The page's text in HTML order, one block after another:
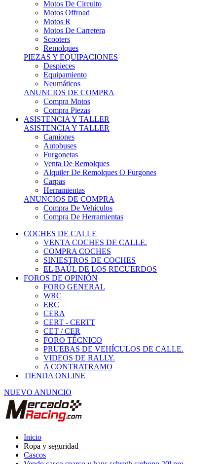
Motos R
Motos De Carretera
Scooters
Remolques
PIEZAS Y EQUIPACIONES
Despieces
Equipamiento
Neumáticos
ANUNCIOS DE COMPRA
Compra Motos
Compra Piezas
ASISTENCIA Y TALLER
ASISTENCIA Y TALLER
Camiones
Autobuses
Furgonetas
Venta De Remolques
Alquiler De Remolques O Furgones
Carpas
Herramientas
ANUNCIOS DE COMPRA
Compra De Vehículos
Compra De Herramientas
COCHES DE CALLE
VENTA COCHES DE CALLE.
COMPRA COCHES
SINIESTROS DE COCHES
EL BAÚL DE LOS RECUERDOS
FOROS DE OPINIÓN
FORO GENERAL
WRC
ERC
CERA
CERT - CERTT
CET / CER
FORO TÉCNICO
PRUEBAS DE VEHÍCULOS DE CALLE.
VIDEOS DE RALLY.
A CONTRATRAMO
TIENDA ONLINE
NUEVO ANUNCIO
Ropa y seguridad
Cascos
Vendo casco sparco y hans schroth carbono 20l pro